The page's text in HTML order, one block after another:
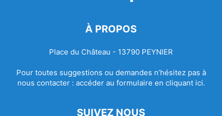
À PROPOS
Place du Château - 13790 PEYNIER
Pour toutes suggestions ou demandes n’hésitez pas à
nous contacter : accéder au formulaire en cliquant ici.
SUIVEZ NOUS